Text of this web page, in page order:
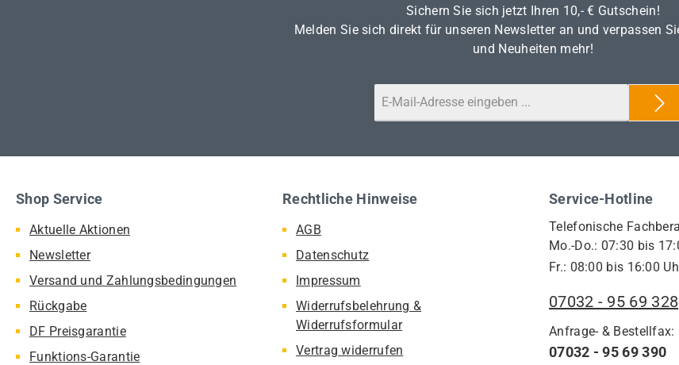
Sichern Sie sich jetzt Ihren 10,- € Gutschein!
Melden Sie sich direkt für unseren Newsletter an und verpassen
und Neuheiten mehr!
Service-Hotline
Telefonische
Mo.-Do.: 07:30 bis
Fr.: 08:00 bis 16:00
07032 - 95 69 328
Anfrage- & Bestellfax:
07032 - 95 69 390
Shop Service
Aktuelle Aktionen
Newsletter
Versand und Zahlungsbedingungen
Rückgabe
DF Preisgarantie
Funktions-Garantie
Rechtliche Hinweise
AGB
Datenschutz
Impressum
Widerrufsbelehrung &
Widerrufsformular
Vertrag widerrufen